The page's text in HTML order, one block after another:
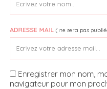
ADRESSE MAIL ( ne sera pas
Enregistrer mon nom,
navigateur pour mon